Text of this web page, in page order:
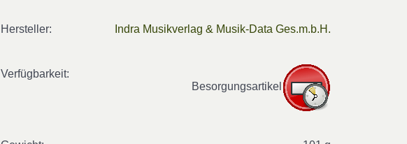
Hersteller: Indra Musikverlag & Musik-Data Ges.m.b.H.
Verfügbarkeit:
Besorgungsartikel